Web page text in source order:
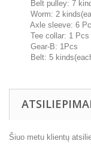
Belt pulley: 7
Worm: 2
Axle sleeve: 6
Tee collar: 1 Pcs
Gear-B: 1Pcs
Belt: 5
ATSILIEPIMAI
Šiuo metu klientų